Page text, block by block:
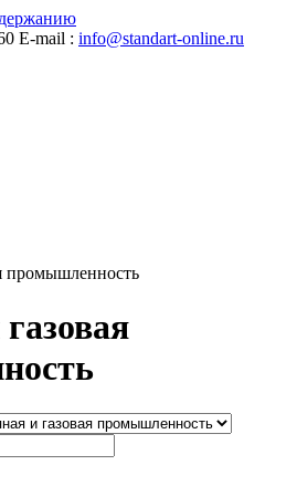
E-mail : info@standart-online.ru
промышленность